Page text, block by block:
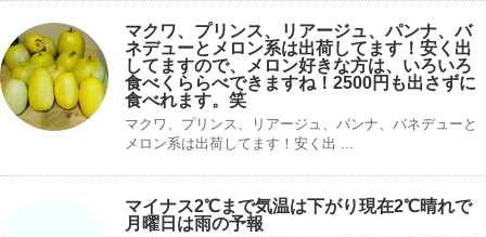
マクワ、プリンス、リアージュ、パンナ、バ
ネデューとメロン系は出荷してます！安く出
してますので、メロン好きな方は、いろいろ
食べくららべできますね！2500円も出さずに
食べれます。笑
マクワ、プリンス、リアージュ、パンナ、バネデューと
メロン系は出荷してます！安く出 ...
マイナス2℃まで気温は下がり現在2℃晴れで
月曜日は雨の予報